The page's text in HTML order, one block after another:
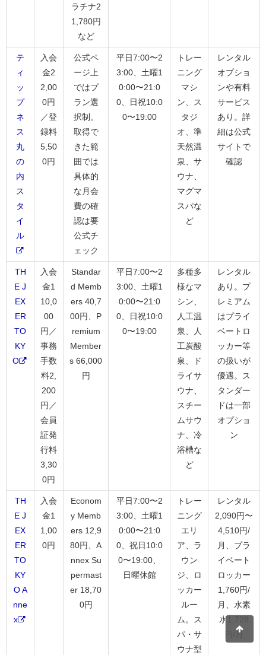
ラチナ2
1,780円
など
テ
ィ
ッ
プ
ネ
ス
丸
の
内
ス
タ
イ
ル
入会
金2
2,00
0円
／登
録料
5,50
0円
公式ペ
ージ上
ではプ
ラン選
択制。
取得で
きた範
囲では
具体的
な月会
費の確
認は要
公式チ
ェック
平日7:00〜2
3:00、土曜1
0:00〜21:0
0、日祝10:0
0〜19:00
トレー
ニング
マシ
ン、ス
タジ
オ、準
天然温
泉、サ
ウナ、
マグマ
スパな
ど
レンタル
オプショ
ンや有料
サービス
あり。詳
細は公式
サイトで
確認
TH
E J
EX
ER
TO
KY
O
入会
金1
10,0
00
円／
事務
手数
料2,
200
円／
会員
証発
行料
3,30
0円
Standar
d Memb
ers 40,7
00円、P
remium
Member
s 66,000
円
平日7:00〜2
3:00、土曜1
0:00〜21:0
0、日祝10:0
0〜19:00
多種多
様なマ
シン、
人工温
泉、人
工炭酸
泉、ド
ライサ
ウナ、
スチー
ムサウ
ナ、冷
浴槽な
ど
レンタル
あり。プ
レミアム
はプライ
ベートロ
ッカー等
の扱いが
優遇。ス
タンダー
ドは一部
オプショ
ン
TH
E J
EX
ER
TO
KY
O A
nne
x
入会
金1
1,00
0円
Econom
y Memb
ers 12,9
80円、A
nnex Su
permast
er 18,70
0円
平日7:00〜2
3:00、土曜1
0:00〜21:0
0、祝日10:0
0〜19:00、
日曜休館
トレー
ニング
エリ
ア、ラ
ウン
ジ、ロ
ッカー
ルー
ム。ス
パ・サ
ウナ型
レンタル
2,090円〜
4,510円/
月、プラ
イベート
ロッカー
1,760円/
月、水素
水1,728
円/月